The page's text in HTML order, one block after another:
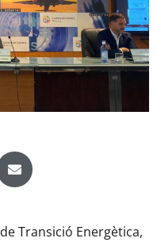
de Transició Energètica,